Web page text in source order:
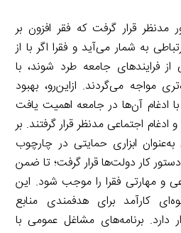
۱۹۹۰، این باور مدنظر قرار گرفت که فقر افزون بر
به شمار می‌آید و فقرا اگر با از
فرایندهای جامعه طرد شوند، با
مواجه می‌گردند. ازاین‌رو، بهبود
ادغام آن‌ها در جامعه اهمیت یافت
اجتماعی مدنظر قرار گرفتند. بر
ابزاری حمایتی در چارچوب
دستور کار دولت‌ها قرار گرفت؛ تا ضمن
و مهارتی فقرا را موجب شود. این
کارآمد برای هدفمندی منابع
دارد. برنامه‌های مشاغل عمومی با